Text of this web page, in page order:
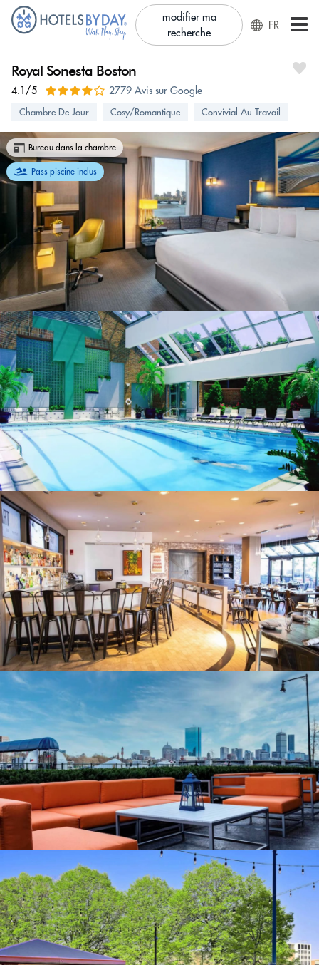
modifier ma
recherche
FR
Royal Sonesta Boston
4.1/5 2779 Avis sur Google
Chambre De Jour Cosy/Romantique Convivial Au Travail
Bureau dans la chambre
Pass piscine inclus